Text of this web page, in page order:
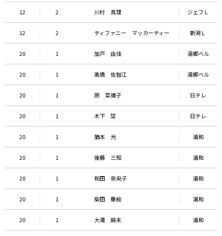
12 2 川村 真理 ジェフＬ
12 2 ティファニー マッカーティー 新潟Ｌ
20 1 加戸 由佳 湯郷ベル
20 1 髙橋 佐智江 湯郷ベル
20 1 原 菜摘子 日テレ
20 1 木下 栞 日テレ
20 1 猶本 光 浦和
20 1 後藤 三知 浦和
20 1 和田 奈央子 浦和
20 1 柴田 華絵 浦和
20 1 大滝 麻未 浦和